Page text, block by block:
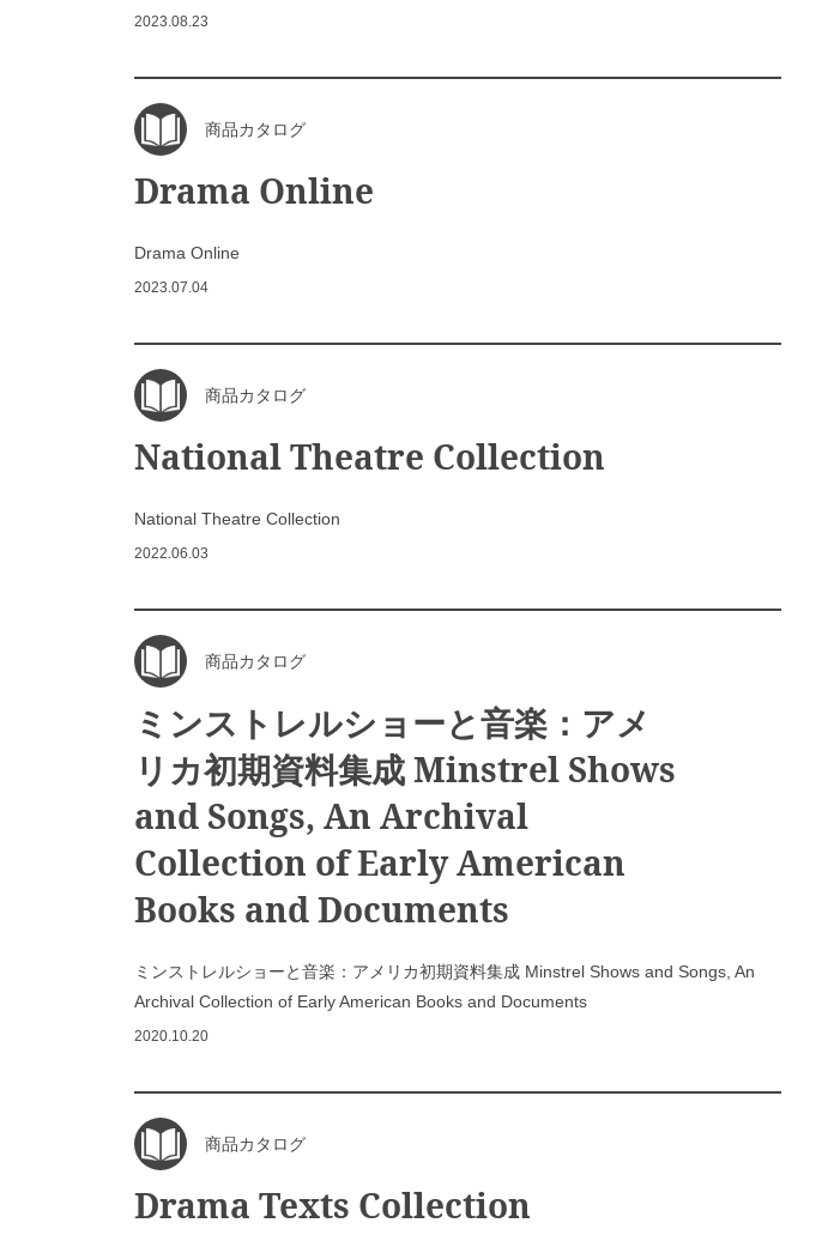
2023.08.23
商品カタログ
Drama Online
Drama Online
2023.07.04
商品カタログ
National Theatre Collection
National Theatre Collection
2022.06.03
商品カタログ
ミンストレルショーと音楽：アメ
リカ初期資料集成 Minstrel Shows
and Songs, An Archival
Collection of Early American
Books and Documents
ミンストレルショーと音楽：アメリカ初期資料集成 Minstrel Shows and Songs, An
Archival Collection of Early American Books and Documents
2020.10.20
商品カタログ
Drama Texts Collection